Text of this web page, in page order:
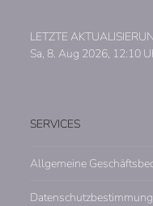
LETZTE
Sa, 8. Aug 2026, 12:10
SERVICES
Allgemeine